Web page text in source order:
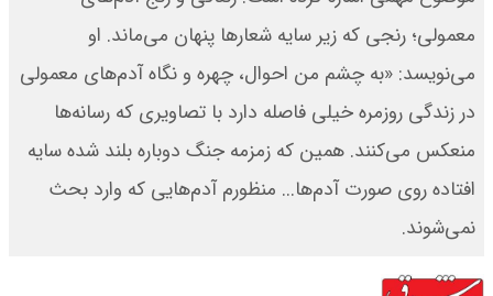
معمولی؛ رنجی که زیر سایه شعارها پنهان می‌ماند. او
می‌نویسد: «به چشم من احوال، چهره و نگاه آدم‌های معمولی
در زندگی روزمره خیلی فاصله دارد با تصاویری که رسانه‌ها
منعکس می‌کنند. همین که زمزمه جنگ دوباره بلند شده سایه
افتاده روی صورت آدم‌ها‌... منظورم آدم‌هایی که وارد بحث
نمی‌شوند.